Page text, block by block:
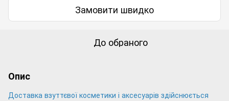
Замовити швидко
До обраного
Опис
Доставка взуттєвої косметики і аксесуарів здійснюється